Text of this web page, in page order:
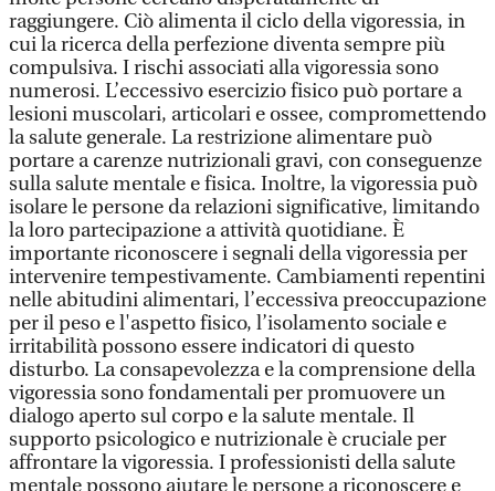
raggiungere. Ciò alimenta il ciclo della vigoressia, in
cui la ricerca della perfezione diventa sempre più
compulsiva. I rischi associati alla vigoressia sono
numerosi. L’eccessivo esercizio fisico può portare a
lesioni muscolari, articolari e ossee, compromettendo
la salute generale. La restrizione alimentare può
portare a carenze nutrizionali gravi, con conseguenze
sulla salute mentale e fisica. Inoltre, la vigoressia può
isolare le persone da relazioni significative, limitando
la loro partecipazione a attività quotidiane. È
importante riconoscere i segnali della vigoressia per
intervenire tempestivamente. Cambiamenti repentini
nelle abitudini alimentari, l’eccessiva preoccupazione
per il peso e l'aspetto fisico, l’isolamento sociale e
irritabilità possono essere indicatori di questo
disturbo. La consapevolezza e la comprensione della
vigoressia sono fondamentali per promuovere un
dialogo aperto sul corpo e la salute mentale. Il
supporto psicologico e nutrizionale è cruciale per
affrontare la vigoressia. I professionisti della salute
mentale possono aiutare le persone a riconoscere e